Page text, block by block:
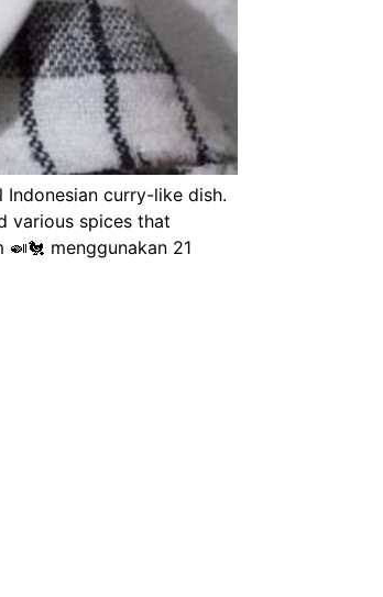
curry-like dish.
various spices that
menggunakan 21